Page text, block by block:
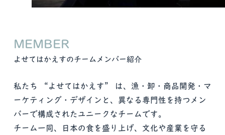
MEMBER
よせてはかえすのチームメンバー紹介
私たち “よせてはかえす” は、漁・卸・商品開発・マ
ーケティング・デザインと、異なる専門性を持つメン
バーで構成されたユニークなチームです。
チーム一同、日本の食を盛り上げ、文化や産業を守る